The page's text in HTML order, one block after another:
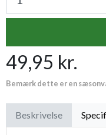
49,95 kr.
Bemærk dette er en
Beskrivelse